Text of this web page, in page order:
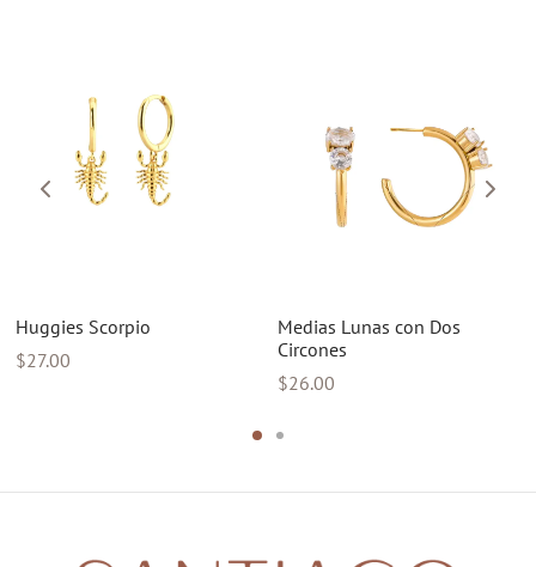
Huggies Scorpio
$27.00
Medias Lunas con Dos
Circones
$26.00